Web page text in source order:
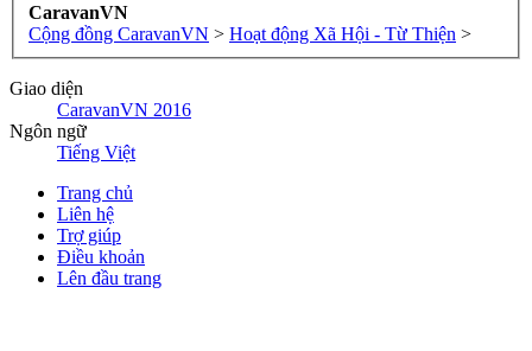
CaravanVN
Cộng đồng CaravanVN > Hoạt động Xã Hội - Từ Thiện >
Giao diện
CaravanVN 2016
Ngôn ngữ
Tiếng Việt
Trang chủ
Liên hệ
Trợ giúp
Điều khoản
Lên đầu trang